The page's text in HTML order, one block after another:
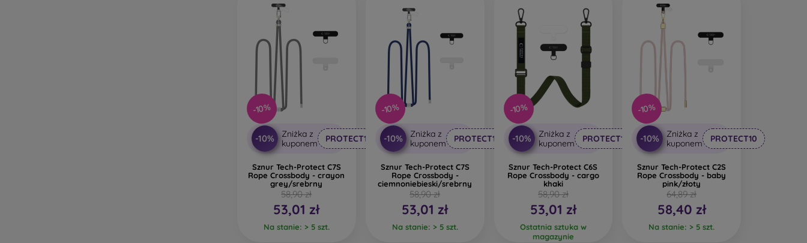
-10%
-10%
Zniżka z
kuponem
PROTECT10
Sznur Tech-Protect C7S
Rope Crossbody - crayon
grey/srebrny
58,90 zł
53,01 zł
Na stanie: > 5 szt.
-10%
-10%
Zniżka z
kuponem
PROTECT10
Sznur Tech-Protect C7S
Rope Crossbody -
ciemnoniebieski/srebrny
58,90 zł
53,01 zł
Na stanie: > 5 szt.
-10%
-10%
Zniżka z
kuponem
PROTECT10
Sznur Tech-Protect C6S
Rope Crossbody - cargo
khaki
58,90 zł
53,01 zł
Ostatnia sztuka w
magazynie
-10%
-10%
Zniżka z
kuponem
PROTECT10
Sznur Tech-Protect C2S
Rope Crossbody - baby
pink/złoty
64,89 zł
58,40 zł
Na stanie: > 5 szt.